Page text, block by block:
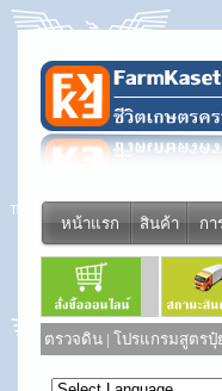
หน้าแรก สินค้า กา
ตรวจดิน | โปรแกรมสูตรปุ๋